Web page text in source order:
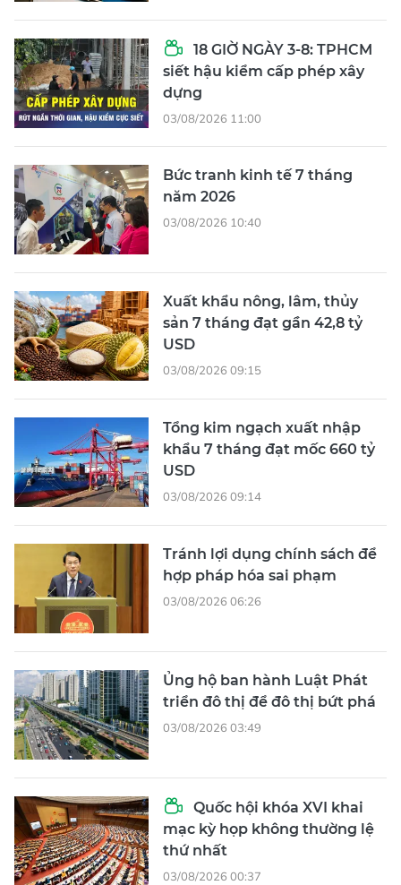
18 GIỜ NGÀY 3-8: TPHCM
siết hậu kiểm cấp phép xây
dựng
03/08/2026 11:00
Bức tranh kinh tế 7 tháng
năm 2026
03/08/2026 10:40
Xuất khẩu nông, lâm, thủy
sản 7 tháng đạt gần 42,8 tỷ
USD
03/08/2026 09:15
Tổng kim ngạch xuất nhập
khẩu 7 tháng đạt mốc 660 tỷ
USD
03/08/2026 09:14
Tránh lợi dụng chính sách để
hợp pháp hóa sai phạm
03/08/2026 06:26
Ủng hộ ban hành Luật Phát
triển đô thị để đô thị bứt phá
03/08/2026 03:49
Quốc hội khóa XVI khai
mạc kỳ họp không thường lệ
thứ nhất
03/08/2026 00:37